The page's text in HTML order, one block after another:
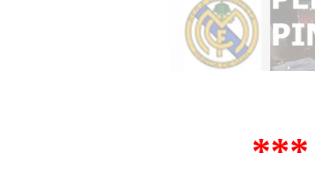
***